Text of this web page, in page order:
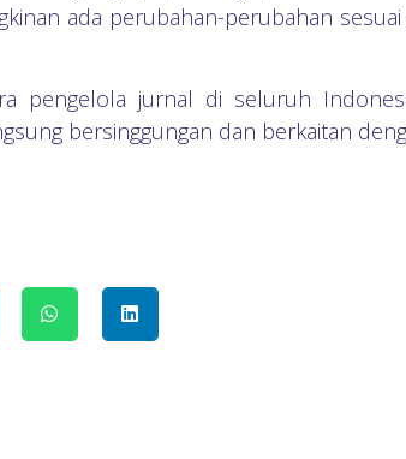
ada perubahan-perubahan
pengelola jurnal di seluruh
bersinggungan dan berkaitan